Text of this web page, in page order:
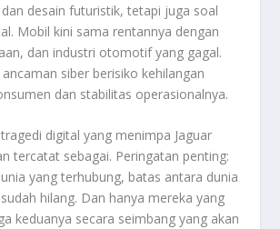
desain futuristik, tetapi juga soal
Mobil kini sama rentannya dengan
dan industri otomotif yang gagal.
siber berisiko kehilangan
dan stabilitas operasionalnya.
digital yang menimpa Jaguar
tercatat sebagai. Peringatan penting:
yang terhubung, batas antara dunia
hilang. Dan hanya mereka yang
keduanya secara seimbang yang akan